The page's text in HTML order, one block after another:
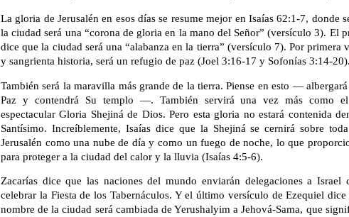
La gloria de Jerusalén en esos días se resume mejor en Isaías 62:1-7, donde
la ciudad será una “corona de gloria en la mano del Señor” (versículo 3). El
dice que la ciudad será una “alabanza en la tierra” (versículo 7). Por primera
y sangrienta historia, será un refugio de paz (Joel 3:16-17 y Sofonías 3:14-20).
También será la maravilla más grande de la tierra. Piense en esto —
Paz y contendrá Su templo —. También servirá una vez más como
espectacular Gloria Shejiná de Dios. Pero esta gloria no estará contenida
Santísimo. Increíblemente, Isaías dice que la Shejiná se cernirá sobre
Jerusalén como una nube de día y como un fuego de noche, lo que
para proteger a la ciudad del calor y la lluvia (Isaías 4:5-6).
Zacarías dice que las naciones del mundo enviarán delegaciones a Israel
celebrar la Fiesta de los Tabernáculos. Y el último versículo de Ezequiel dice
nombre de la ciudad será cambiada de Yerushalyim a Jehová-Sama, que